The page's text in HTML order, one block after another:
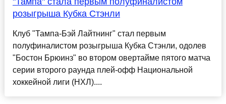
розыгрыша Кубка Стэнли
Клуб "Тампа-Бэй Лайтнинг" стал первым
полуфиналистом розыгрыша Кубка Стэнли, одолев
"Бостон Брюинз" во втором овертайме пятого матча
серии второго раунда плей-офф Национальной
хоккейной лиги (НХЛ)....